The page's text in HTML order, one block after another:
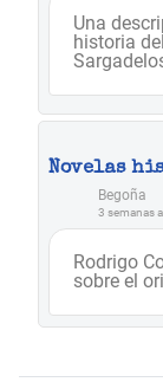
Una
historia
Novelas
Begoña
3 semanas
Rodrigo
sobre el